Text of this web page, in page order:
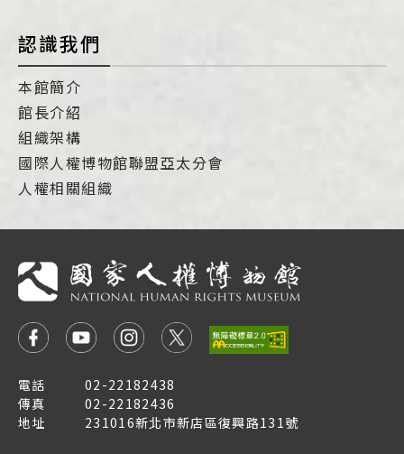
認識我們
本館簡介
館長介紹
組織架構
國際人權博物館聯盟亞太分會
人權相關組織
電話
02-22182438
傳真
02-22182436
地址
231016新北市新店區復興路131號